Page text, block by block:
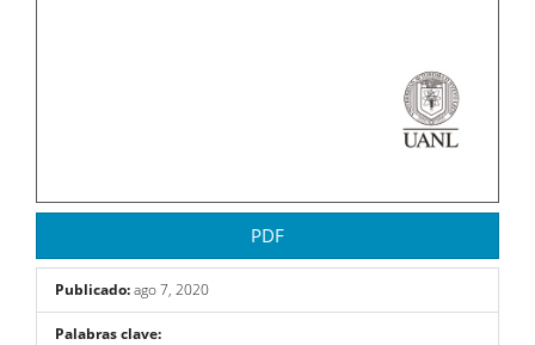
PDF
Publicado:ago 7, 2020
Palabras clave: